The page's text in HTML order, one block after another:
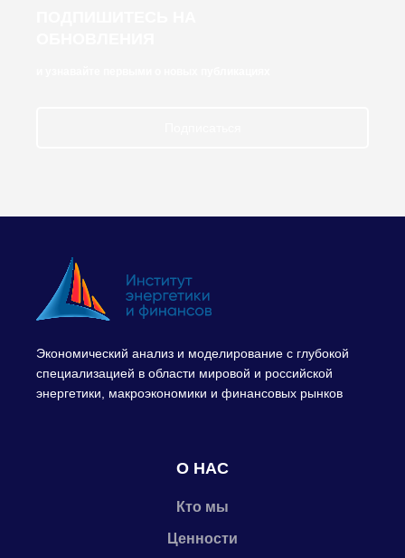
Экономический анализ и моделирование с глубокой
специализацией в области мировой и российской
энергетики, макроэкономики и финансовых рынков
О НАС
Кто мы
Ценности